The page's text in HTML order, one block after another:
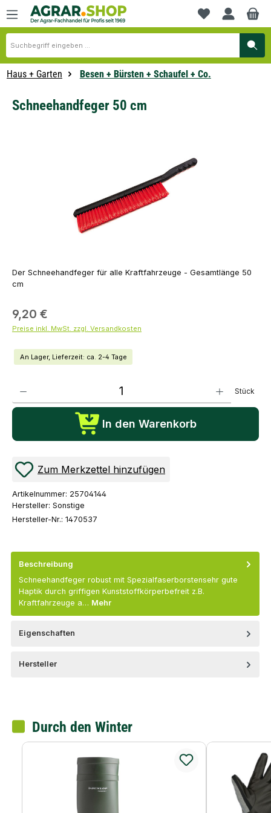
springen
Du hast 0
Haus + Garten Besen + Bürsten + Schaufel + Co.
Schneehandfeger 50 cm
Der Schneehandfeger für alle Kraftfahrzeuge - Gesamtlänge 50
cm
9,20 €
Preise inkl. MwSt. zzgl. Versandkosten
An Lager, Lieferzeit: ca. 2-4 Tage
Stück
In den Warenkorb
Zum Merkzettel hinzufügen
Artikelnummer: 25704144
Hersteller: Sonstige
Hersteller-Nr.: 1470537
Beschreibung
Schneehandfeger robust mit Spezialfaserborstensehr gute
Haptik durch griffigen Kunststoffkörperbefreit z.B.
Kraftfahrzeuge a… Mehr
Eigenschaften
Hersteller
Durch den Winter